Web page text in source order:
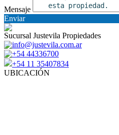
Mensaje
Enviar
Sucursal Justevila Propiedades
info@justevila.com.ar
+54 44336700
+54 11 35407834
UBICACIÓN